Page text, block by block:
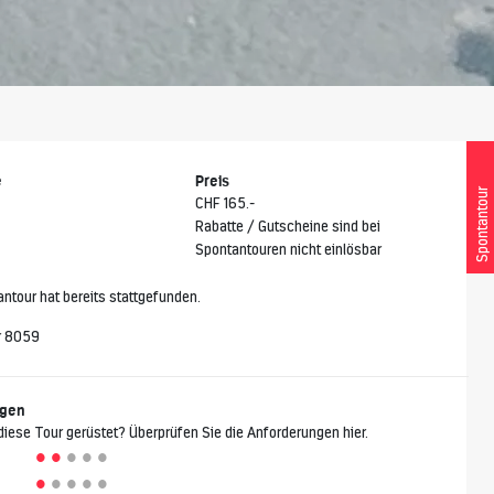
Spontantour
Preis
CHF 165.-
Rabatte / Gutscheine sind bei
Spontantouren nicht einlösbar
hat bereits stattgefunden.
8059
Tour gerüstet? Überprüfen Sie die Anforderungen hier.